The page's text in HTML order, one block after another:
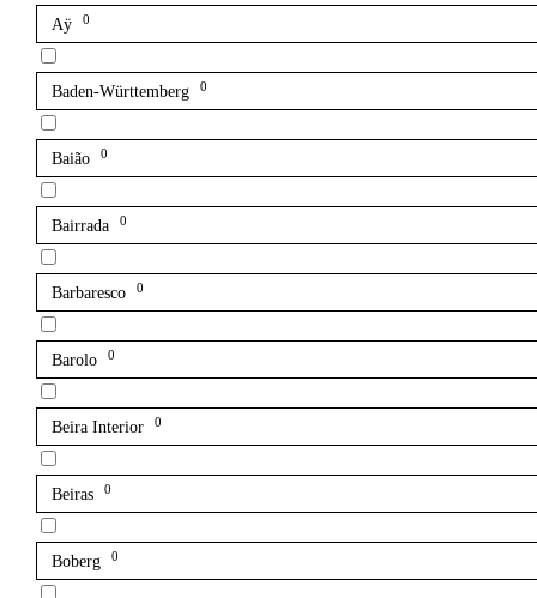
Aÿ 0
Baden-Württemberg 0
Baião 0
Bairrada 0
Barbaresco 0
Barolo 0
Beira Interior 0
Beiras 0
Boberg 0